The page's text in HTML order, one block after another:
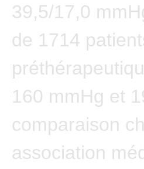
39,5/17,0
de 1714
160 mmHg et
comparaison
association